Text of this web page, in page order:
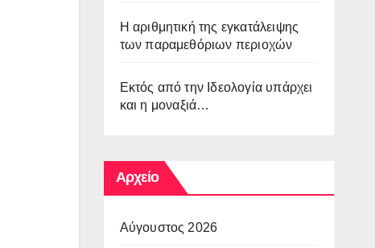
Η αριθμητική της εγκατάλειψης
των παραμεθόριων περιοχών
Εκτός από την Ιδεολογία υπάρχει
και η μοναξιά…
Αρχείο
Αύγουστος 2026